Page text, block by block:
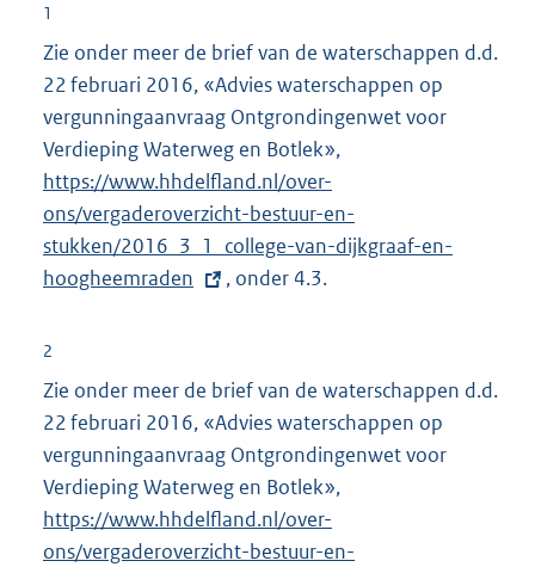
1
Zie onder meer de brief van de waterschappen d.d.
22 februari 2016, «Advies waterschappen op
vergunningaanvraag Ontgrondingenwet voor
Verdieping Waterweg en Botlek»,
t
e
k
https://www.hhdelfland.nl/over-
ons/vergaderoverzicht-bestuur-en-
stukken/2016_3_1_college-van-dijkgraaf-en-
hoogheemraden
, onder 4.3.
2
Zie onder meer de brief van de waterschappen d.d.
22 februari 2016, «Advies waterschappen op
vergunningaanvraag Ontgrondingenwet voor
Verdieping Waterweg en Botlek»,
t
https://www.hhdelfland.nl/over-
ons/vergaderoverzicht-bestuur-en-